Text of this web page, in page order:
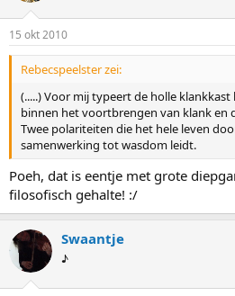
15 okt 2010
Rebecspeelster zei:
(.....) Voor mij typeert de holle
binnen het voortbrengen van klank en
Twee polariteiten die het hele leven
samenwerking tot wasdom leidt.
Poeh, dat is eentje met grote
filosofisch gehalte! :/
Swaantje
♪